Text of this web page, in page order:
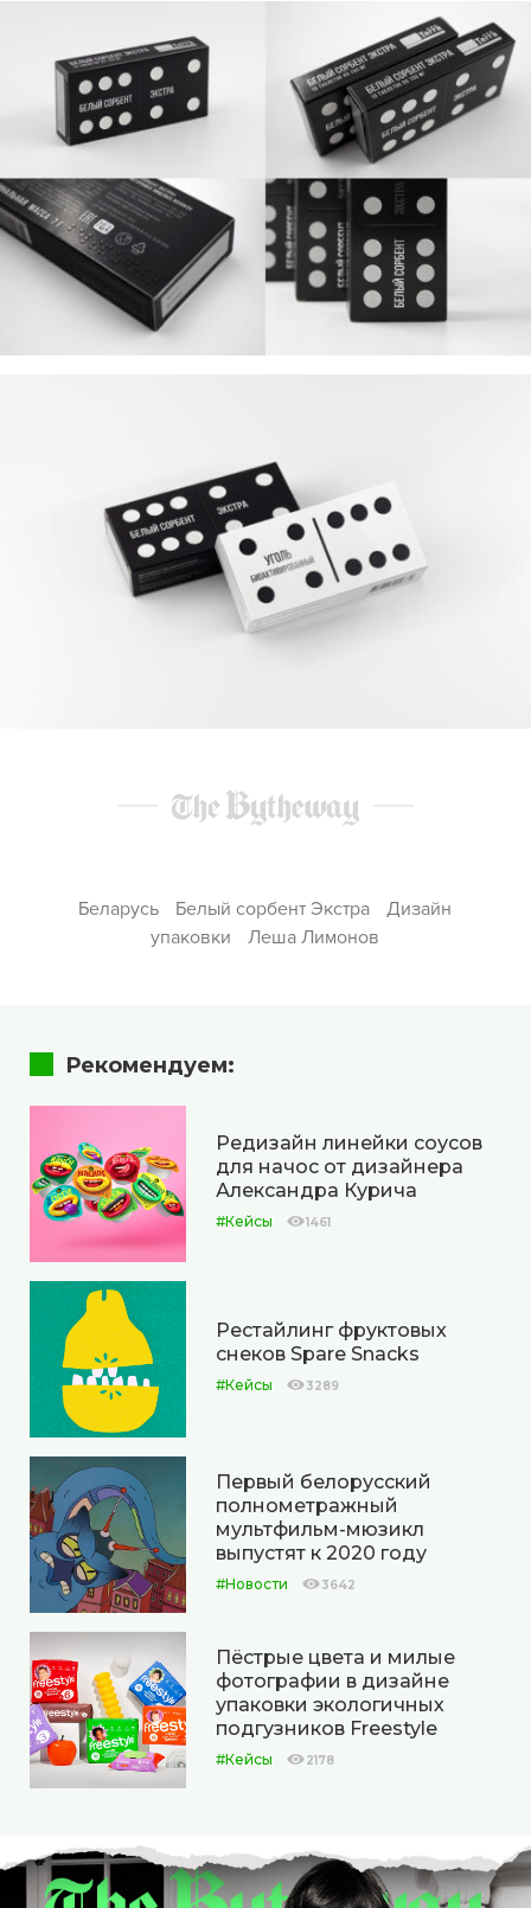
Беларусь Белый сорбент Экстра
Дизайн
упаковки
Леша Лимонов
Рекомендуем:
Редизайн линейки соусов
для начос от дизайнера
Александра Курича
#Кейсы 1461
Рестайлинг фруктовых
снеков Spare Snacks
#Кейсы 3289
Первый белорусский
полнометражный
мультфильм-мюзикл
выпустят к 2020 году
#Новости 3642
Пёстрые цвета и милые
фотографии в дизайне
упаковки экологичных
подгузников Freestyle
#Кейсы 2178